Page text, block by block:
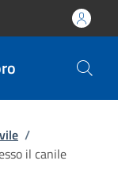
/
il canile